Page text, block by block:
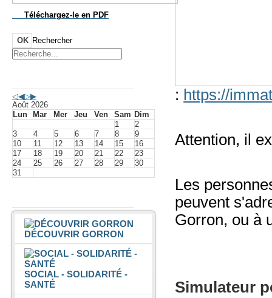
Téléchargez-le en PDF
OK Rechercher
Août 2026
Lun
Mar Mer Jeu Ven Sam Dim
1
2
3
4 5 6 7 8
9
10
11 12 13 14 15
16
17
18 19 20 21 22
23
24
25 26 27 28 29
30
31
DÉCOUVRIR GORRON
SOCIAL - SOLIDARITÉ -
SANTÉ
: https://
Attention, il
Les
peuvent
Gorron, ou à
Simulateur